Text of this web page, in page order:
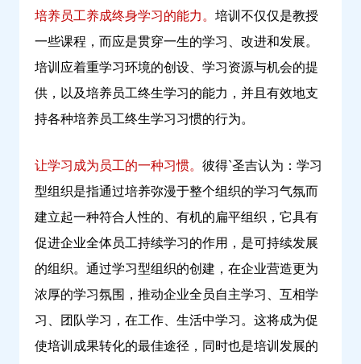
培养员工养成终身学习的能力。 培训不仅仅是教授
一些课程，而应是贯穿一生的学习、改进和发展。
培训应着重学习环境的创设、学习资源与机会的提
供，以及培养员工终生学习的能力，并且有效地支
持各种培养员工终生学习习惯的行为。
让学习成为员工的一种习惯。 彼得`圣吉认为：学习
型组织是指通过培养弥漫于整个组织的学习气氛而
建立起一种符合人性的、有机的扁平组织，它具有
促进企业全体员工持续学习的作用，是可持续发展
的组织。通过学习型组织的创建，在企业营造更为
浓厚的学习氛围，推动企业全员自主学习、互相学
习、团队学习，在工作、生活中学习。这将成为促
使培训成果转化的最佳途径，同时也是培训发展的